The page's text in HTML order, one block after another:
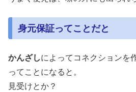
身元保証ってことだと
かんざしによってコネクションを
ってことになると。
見受けとか？